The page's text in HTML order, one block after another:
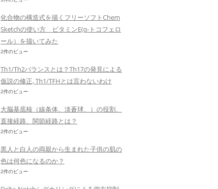
化合物の構造式を描くフリーソフトChem
Sketchの使い方 ビタミンE(α-トコフェロ
ール）を描いてみた
2件のビュー
Th1/Th2バランスとは？Th17の発見による
仮説の修正, Th1/TFHとは言わないわけ
2件のビュー
大脳基底核（線条体、淡蒼球、）の役割、
直接経路、関節経路とは？
2件のビュー
黒人と白人の両親から生まれた子供の肌の
色は何色になるのか？
2件のビュー